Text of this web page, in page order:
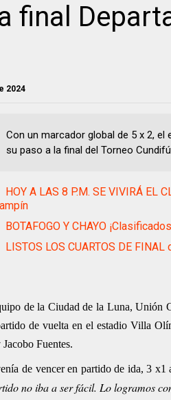
final
2024
Con un marcador global de 5 x 2, el
su paso a la final del Torneo
HOY A LAS 8 P.M. SE VIVIRÁ EL
BOTAFOGO Y CHAYO
LISTOS LOS CUARTOS DE
de la Ciudad de la Luna, Unión
de vuelta en el estadio Villa
Fuentes.
de vencer en partido de ida, 3
no iba a ser fácil. Lo logramos